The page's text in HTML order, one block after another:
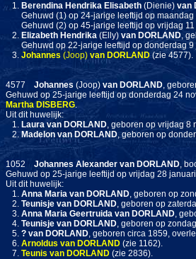
1. Berendina Hendrika Elisabeth (Dienie) van
Gehuwd (1) op 24-jarige leeftijd op
Gehuwd (2) op 45-jarige leeftijd op vrijdag
2. Elizabeth Hendrika (Elly) van DORLAND,
Gehuwd op 22-jarige leeftijd op donderdag
3. Johannes (Joop) van DORLAND(zie 4577).
4577 Johannes (Joop) van DORLAND,
Gehuwd op 25-jarige leeftijd op donderdag 24
Martha DISBERG.
Uit dit huwelijk:
1. Laura van DORLAND, geboren op vrijdag 8
2.Madelon van DORLAND, geboren op
1052 Johannes Alexander van DORLAND,
Gehuwd op 25-jarige leeftijd op vrijdag 28
Uit dit huwelijk:
1. Anna Maria van DORLAND, geboren op
2. Teunisje van DORLAND, geboren op
3. Anna Maria Geertruida van DORLAND,
4. Teunisje van DORLAND, geboren op
5. ? van DORLAND, geboren circa 1859,
6. Arnoldus van DORLAND (zie 1162).
7. Teunis van DORLAND (zie 2836).